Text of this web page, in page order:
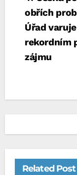
pro
obřích
Úřad
rekordním
zájmu
Related Post